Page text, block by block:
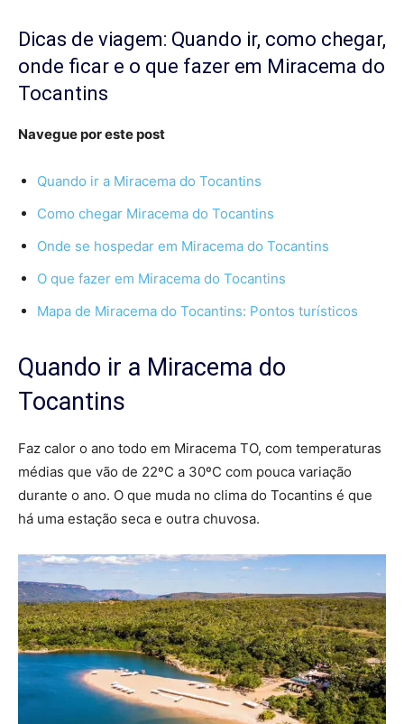
Dicas de viagem: Quando ir, como chegar,
onde ficar e o que fazer em Miracema do
Tocantins
Navegue por este post
Quando ir a Miracema do Tocantins
Como chegar Miracema do Tocantins
Onde se hospedar em Miracema do Tocantins
O que fazer em Miracema do Tocantins
Mapa de Miracema do Tocantins: Pontos turísticos
Quando ir a Miracema do
Tocantins
Faz calor o ano todo em Miracema TO, com temperaturas
médias que vão de 22ºC a 30ºC com pouca variação
durante o ano. O que muda no clima do Tocantins é que
há uma estação seca e outra chuvosa.